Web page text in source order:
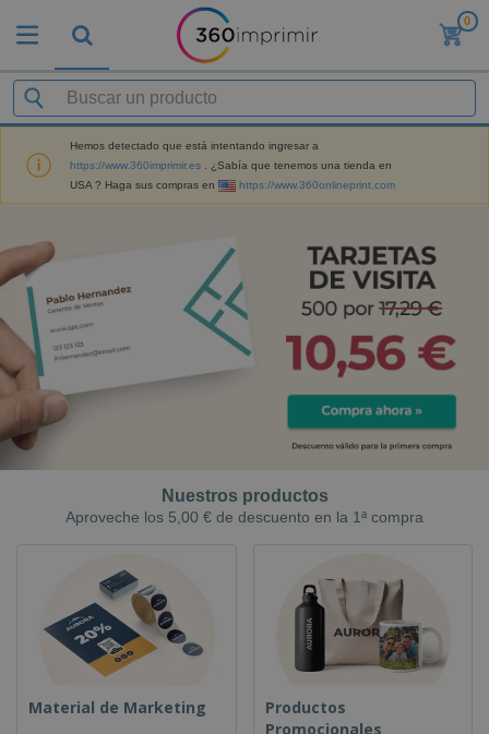
0
Hemos detectado que está intentando ingresar a
https://www.360imprimir.es
. ¿Sabía que tenemos una tienda en
USA ? Haga sus compras en
https://www.360onlineprint.com
Nuestros productos
Aproveche los 5,00 € de descuento en la 1ª compra
Material de Marketing
Productos
Promocionales